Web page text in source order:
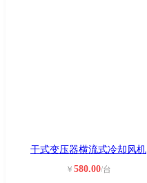
干式变压器横流式冷却风机
￥ 580.00/台